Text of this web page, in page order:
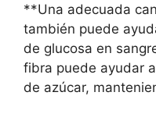
**Una adecuada
también puede
de glucosa en
fibra puede ayudar
de azúcar,